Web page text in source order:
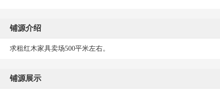
铺源介绍
求租红木家具卖场500平米左右。
铺源展示